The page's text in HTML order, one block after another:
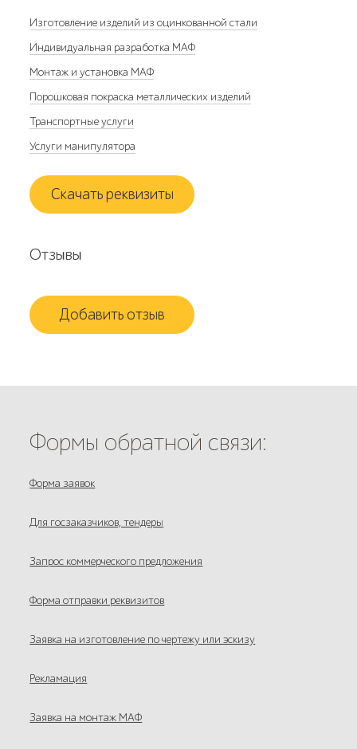
Изготовление изделий из оцинкованной стали
Индивидуальная разработка МАФ
Монтаж и установка МАФ
Порошковая покраска металлических изделий
Транспортные услуги
Услуги манипулятора
Скачать реквизиты
Отзывы
Добавить отзыв
Формы обратной связи:
Форма заявок
Для госзаказчиков, тендеры
Запрос коммерческого предложения
Форма отправки реквизитов
Заявка на изготовление по чертежу или эскизу
Рекламация
Заявка на монтаж МАФ